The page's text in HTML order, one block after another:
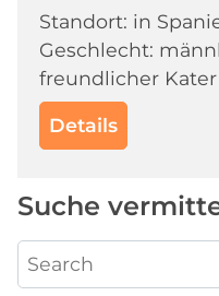
Standort: in
Geschlecht:
freundlicher Kater
Details
Suche